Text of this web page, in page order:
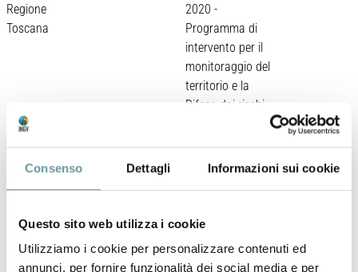
Consenso Dettagli Informazioni sui cookie
Questo sito web utilizza i cookie
Utilizziamo i cookie per personalizzare contenuti ed
annunci, per fornire funzionalità dei social media e per
Regione
Toscana
2020 -
Programma di
intervento per il
monitoraggio del
territorio e la
Difesa dai rischi
TECHNOLOGY
Srl
Convenzione
INGV E
SPACEARTH